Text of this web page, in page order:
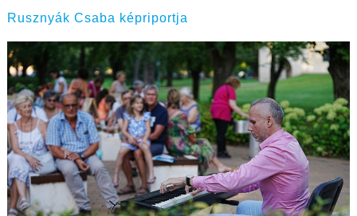
Rusznyák Csaba képriportja